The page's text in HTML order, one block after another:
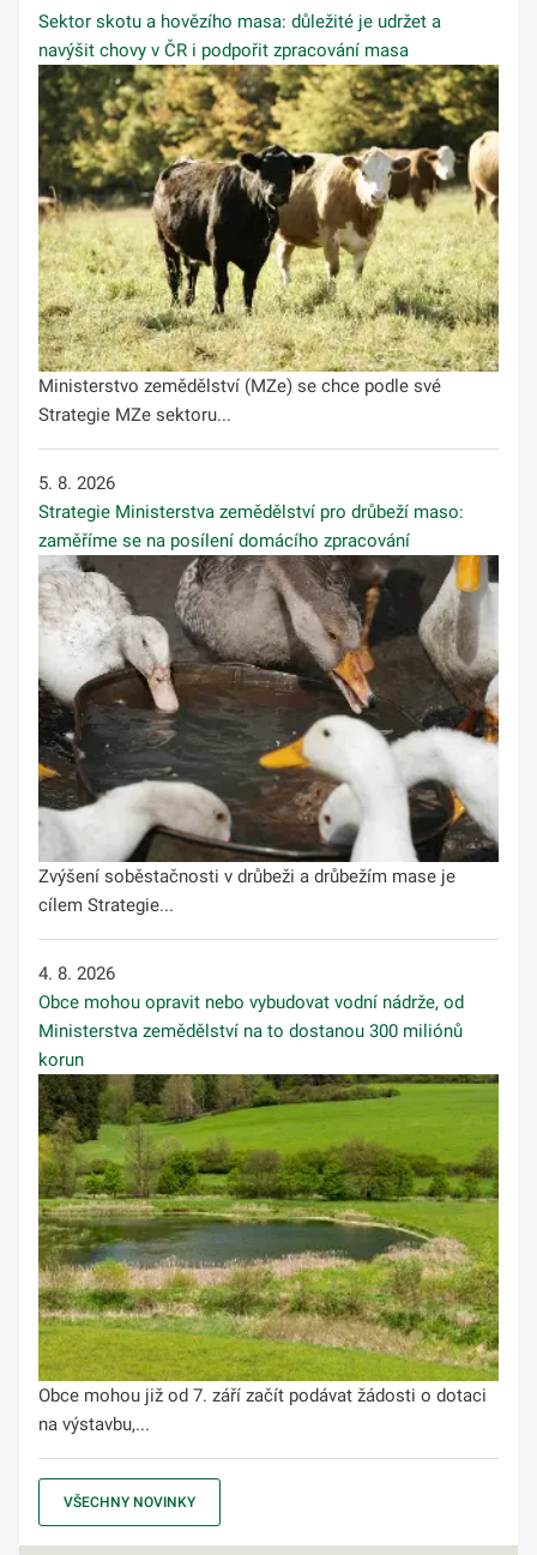
Sektor skotu a hovězího masa: důležité je udržet a
navýšit chovy v ČR i podpořit zpracování masa
Ministerstvo zemědělství (MZe) se chce podle své
Strategie MZe sektoru...
5. 8. 2026
Strategie Ministerstva zemědělství pro drůbeží maso:
zaměříme se na posílení domácího zpracování
Zvýšení soběstačnosti v drůbeži a drůbežím mase je
cílem Strategie...
4. 8. 2026
Obce mohou opravit nebo vybudovat vodní nádrže, od
Ministerstva zemědělství na to dostanou 300 miliónů
korun
Obce mohou již od 7. září začít podávat žádosti o dotaci
na výstavbu,...
VŠECHNY NOVINKY